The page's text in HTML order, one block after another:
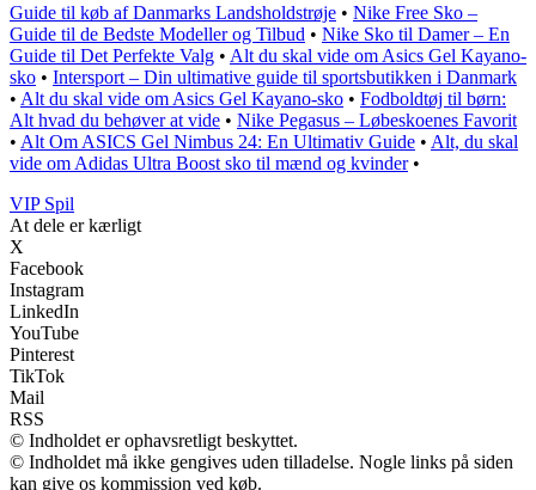
Guide til køb af Danmarks Landsholdstrøje • Nike Free Sko –
Guide til de Bedste Modeller og Tilbud • Nike Sko til Damer – En
Guide til Det Perfekte Valg • Alt du skal vide om Asics Gel Kayano-
sko • Intersport – Din ultimative guide til sportsbutikken i Danmark
• Alt du skal vide om Asics Gel Kayano-sko • Fodboldtøj til børn:
Alt hvad du behøver at vide • Nike Pegasus – Løbeskoenes Favorit
• Alt Om ASICS Gel Nimbus 24: En Ultimativ Guide • Alt, du skal
vide om Adidas Ultra Boost sko til mænd og kvinder•
VIP Spil
At dele er kærligt
X
Facebook
Instagram
LinkedIn
YouTube
Pinterest
TikTok
Mail
RSS
© Indholdet er ophavsretligt beskyttet.
© Indholdet må ikke gengives uden tilladelse. Nogle links på siden
kan give os kommission ved køb.